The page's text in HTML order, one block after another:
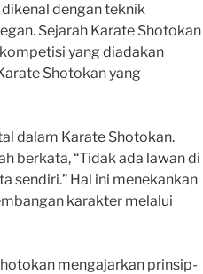
dengan teknik
Sejarah Karate Shotokan
yang diadakan
Shotokan yang
dalam Karate Shotokan.
berkata, “Tidak ada lawan di
sendiri.” Hal ini menekankan
karakter melalui
mengajarkan prinsip-